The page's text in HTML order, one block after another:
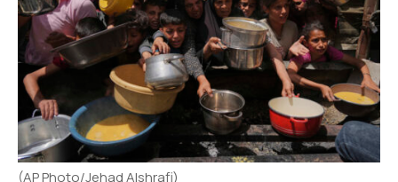
(AP Photo/Jehad Alshrafi)